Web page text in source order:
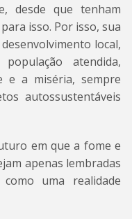
desde que tenham
isso. Por isso, sua
local,
atendida,
e a miséria, sempre
autossustentáveis
em que a fome e
apenas lembradas
uma realidade